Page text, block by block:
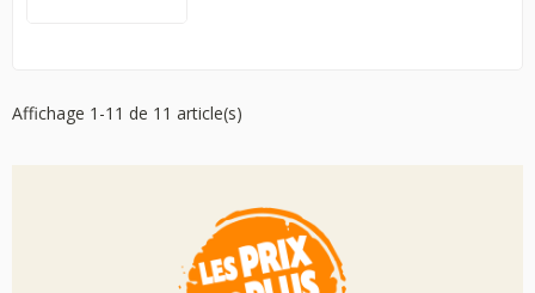
Affichage 1-11 de 11 article(s)